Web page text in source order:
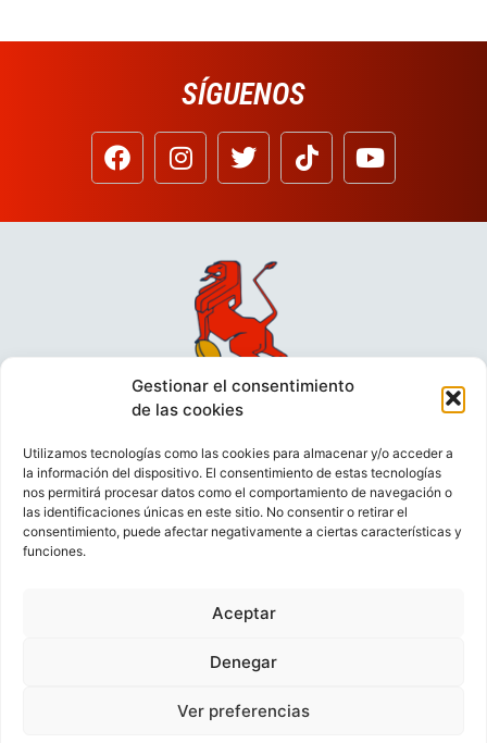
Gestionar el consentimiento
de las cookies
Utilizamos tecnologías como las cookies para almacenar y/o acceder a
la información del dispositivo. El consentimiento de estas tecnologías
nos permitirá procesar datos como el comportamiento de navegación o
las identificaciones únicas en este sitio. No consentir o retirar el
consentimiento, puede afectar negativamente a ciertas características y
funciones.
Aceptar
Denegar
Ver preferencias
SÍGUENOS
VIDEOCONFERENCIAS
POLÍTICA DE PRIVACIDAD
CONTACTO
© FEDERACIÓN ESPAÑOLA DE RUGBY 2023.